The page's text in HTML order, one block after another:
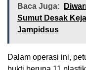
Baca Juga:
Sumut Desak
Jampidsus
Dalam operasi ini,